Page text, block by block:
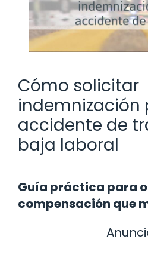
Cómo solicitar
indemnización
accidente de
baja laboral
Guía práctica para
compensación que